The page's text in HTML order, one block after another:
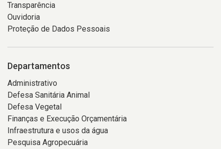
Transparência
Ouvidoria
Proteção de Dados Pessoais
Departamentos
Administrativo
Defesa Sanitária Animal
Defesa Vegetal
Finanças e Execução Orçamentária
Infraestrutura e usos da água
Pesquisa Agropecuária